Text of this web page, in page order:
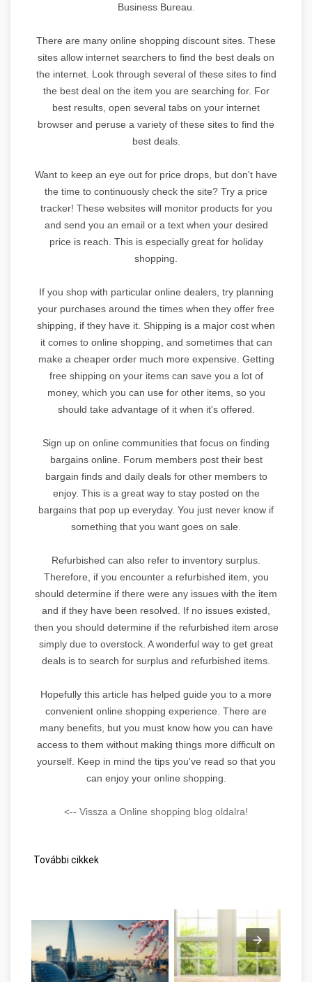
Business Bureau.
There are many online shopping discount sites. These
sites allow internet searchers to find the best deals on
the internet. Look through several of these sites to find
the best deal on the item you are searching for. For
best results, open several tabs on your internet
browser and peruse a variety of these sites to find the
best deals.
Want to keep an eye out for price drops, but don't have
the time to continuously check the site? Try a price
tracker! These websites will monitor products for you
and send you an email or a text when your desired
price is reach. This is especially great for holiday
shopping.
If you shop with particular online dealers, try planning
your purchases around the times when they offer free
shipping, if they have it. Shipping is a major cost when
it comes to online shopping, and sometimes that can
make a cheaper order much more expensive. Getting
free shipping on your items can save you a lot of
money, which you can use for other items, so you
should take advantage of it when it's offered.
Sign up on online communities that focus on finding
bargains online. Forum members post their best
bargain finds and daily deals for other members to
enjoy. This is a great way to stay posted on the
bargains that pop up everyday. You just never know if
something that you want goes on sale.
Refurbished can also refer to inventory surplus.
Therefore, if you encounter a refurbished item, you
should determine if there were any issues with the item
and if they have been resolved. If no issues existed,
then you should determine if the refurbished item arose
simply due to overstock. A wonderful way to get great
deals is to search for surplus and refurbished items.
Hopefully this article has helped guide you to a more
convenient online shopping experience. There are
many benefits, but you must know how you can have
access to them without making things more difficult on
yourself. Keep in mind the tips you've read so that you
can enjoy your online shopping.
<-- Vissza a Online shopping blog oldalra!
További cikkek